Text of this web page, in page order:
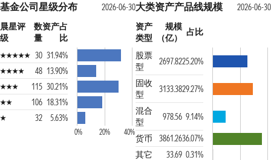
基金公司星级分布
2026-06-30
晨星评
级
数
量
资产占
比
30 31.94%
48 13.90%
115 30.21%
106 18.31%
32
5.63%
0% 20% 40%
大类资产产品线规模
2026-06-30
资产
类型
规模
（亿）
占比
股票
型
2697.8225.20%
固收
型
3133.3829.27%
混合
型
978.56 9.14%
货币
3861.2636.07%
其它
33.69 0.31%